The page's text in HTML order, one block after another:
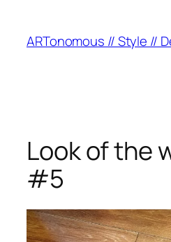
ARTonomous // Style //
Look of the
#5